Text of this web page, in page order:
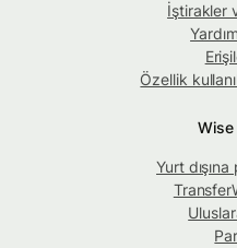
İştirakler
Özellik
Wise
Yurt